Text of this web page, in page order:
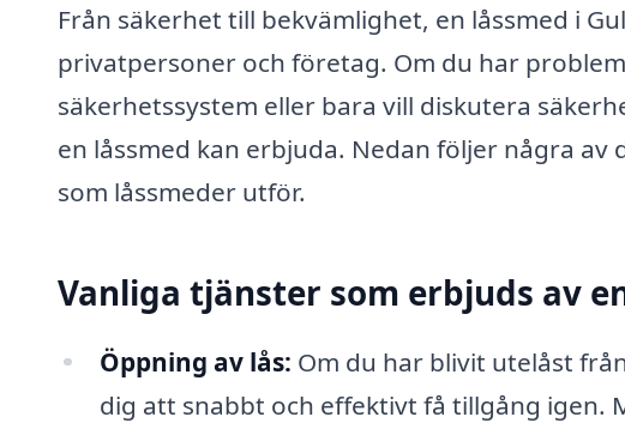
Från säkerhet till bekvämlighet, en låssmed i
privatpersoner och företag. Om du har
säkerhetssystem eller bara vill diskutera
en låssmed kan erbjuda. Nedan följer några
som låssmeder utför.
Vanliga tjänster som erbjuds av
Öppning av lås: Om du har blivit utelåst
dig att snabbt och effektivt få tillgång igen.